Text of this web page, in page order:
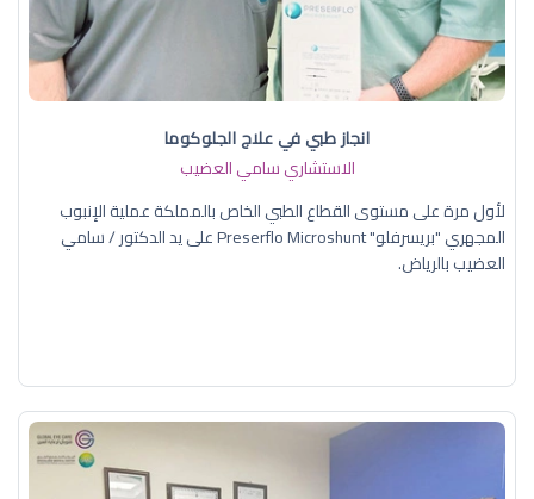
انجاز طبي في علاج الجلوكوما
الاستشاري سامي العضيب
لأول مرة على مستوى القطاع الطبي الخاص بالمملكة عملية الإنبوب
المجهري "بريسرفلو" Preserflo Microshunt على يد الدكتور / سامي
العضيب بالرياض.